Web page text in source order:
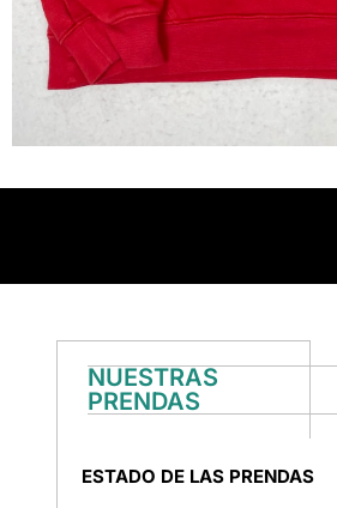
NUESTRAS
PRENDAS
ESTADO DE LAS PRENDAS